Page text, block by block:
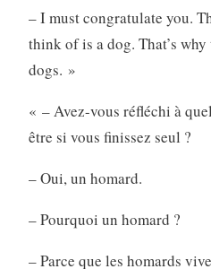
– I must congratulate you.
think of is a dog. That’s
dogs. »
« – Avez-vous réfléchi à
être si vous finissez seul ?
– Oui, un homard.
– Pourquoi un homard ?
– Parce que les homards